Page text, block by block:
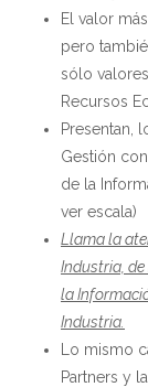
El valor
pero
sólo
Recursos
Presentan,
Gestión
de la
ver escala)
Llama la
Industria,
la
Industria.
Lo mismo
Partners y